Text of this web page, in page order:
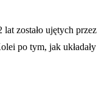
zostało ujętych przez
po tym, jak układały